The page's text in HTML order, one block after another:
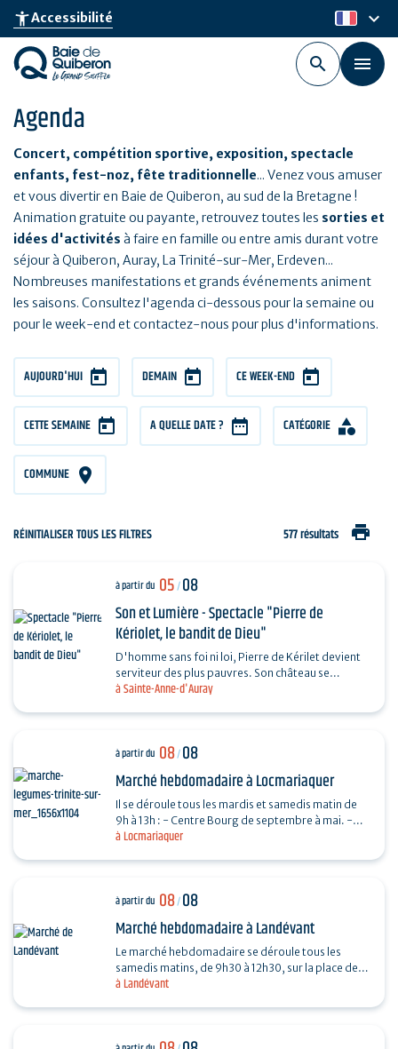
Aller
au
contenu
principal
accessibility_newAccessibilité fr
keyboard_arrow_down
Agenda
Concert, compétition sportive, exposition, spectacle
enfants, fest-noz, fête traditionnelle... Venez vous amuser
et vous divertir en Baie de Quiberon, au sud de la Bretagne !
Animation gratuite ou payante, retrouvez toutes les sorties et
idées d'activités à faire en famille ou entre amis durant votre
séjour à Quiberon, Auray, La Trinité-sur-Mer, Erdeven...
Nombreuses manifestations et grands événements animent
les saisons. Consultez l'agenda ci-dessous pour la semaine ou
pour le week-end et contactez-nous pour plus d'informations.
AUJOURD'HUI DEMAIN CE WEEK-END
CETTE SEMAINE A QUELLE DATE ? CATÉGORIE
COMMUNE
RÉINITIALISER TOUS LES FILTRES 577 résultats print
à Sainte-Anne-d'Auray
à partir du 05/08
Son et Lumière - Spectacle "Pierre de
Kériolet, le bandit de Dieu"
D'homme sans foi ni loi, Pierre de Kérilet devient
serviteur des plus pauvres. Son château se
transforme en refuge, sa vie en offrande.
à Locmariaquer
à partir du 08/08
Marché hebdomadaire à Locmariaquer
Il se déroule tous les mardis et samedis matin de
9h à 13h : - Centre Bourg de septembre à mai. -
Place De Gaulle de juin à août.
à Landévant
à partir du 08/08
Marché hebdomadaire à Landévant
Le marché hebdomadaire se déroule tous les
samedis matins, de 9h30 à 12h30, sur la place de
l'Église (côté parking).